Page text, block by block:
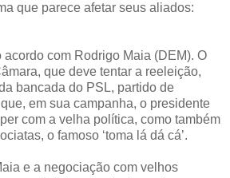
que parece afetar seus aliados:
acordo com Rodrigo Maia (DEM). O
que deve tentar a reeleição,
bancada do PSL, partido de
em sua campanha, o presidente
com a velha política, como também
o famoso ‘toma lá dá cá’.
e a negociação com velhos